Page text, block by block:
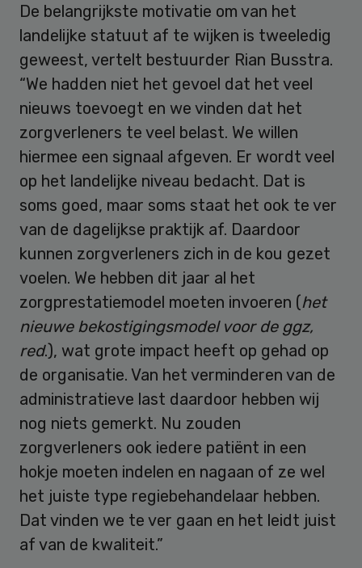
De belangrijkste motivatie om van het
landelijke statuut af te wijken is tweeledig
geweest, vertelt bestuurder Rian Busstra.
“We hadden niet het gevoel dat het veel
nieuws toevoegt en we vinden dat het
zorgverleners te veel belast. We willen
hiermee een signaal afgeven. Er wordt veel
op het landelijke niveau bedacht. Dat is
soms goed, maar soms staat het ook te ver
van de dagelijkse praktijk af. Daardoor
kunnen zorgverleners zich in de kou gezet
voelen. We hebben dit jaar al het
zorgprestatiemodel moeten invoeren (het
nieuwe bekostigingsmodel voor de ggz,
red.), wat grote impact heeft op gehad op
de organisatie. Van het verminderen van de
administratieve last daardoor hebben wij
nog niets gemerkt. Nu zouden
zorgverleners ook iedere patiënt in een
hokje moeten indelen en nagaan of ze wel
het juiste type regiebehandelaar hebben.
Dat vinden we te ver gaan en het leidt juist
af van de kwaliteit.”